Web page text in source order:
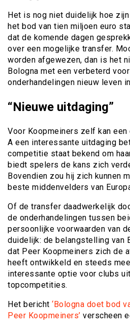
Het is nog niet duidelijk hoe
het bod van tien miljoen euro
dat de komende dagen
over een mogelijke transfer.
worden afgewezen, dan is het
Bologna met een verbeterd
onderhandelingen nieuw leven
“Nieuwe uitdaging”
Voor Koopmeiners zelf kan
A een interessante uitdaging
competitie staat bekend om
biedt spelers de kans zich
Bovendien zou hij zich kunnen
beste middenvelders van
Of de transfer daadwerkelijk
de onderhandelingen tussen
persoonlijke voorwaarden van
duidelijk: de belangstelling van
dat Peer Koopmeiners zich de
heeft ontwikkeld en steeds
interessante optie voor clubs
topcompetities.
Het bericht ‘Bologna doet bod
Peer Koopmeiners’ verscheen